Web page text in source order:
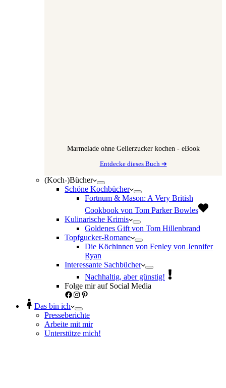
Marmelade ohne Gelierzucker kochen - eBook
Entdecke dieses Buch ➔
(Koch-)Bücher
Schöne Kochbücher
Fortnum & Mason: A Very British
Cookbook von Tom Parker Bowles
Kulinarische Krimis
Goldenes Gift von Tom Hillenbrand
Topfgucker-Romane
Die Köchinnen von Fenley von Jennifer
Ryan
Interessante Sachbücher
Nachhaltig, aber günstig!
Folge mir auf Social Media
Facebook
Instagram
Pinterest
Das bin ich
Presseberichte
Arbeite mit mir
Unterstütze mich!